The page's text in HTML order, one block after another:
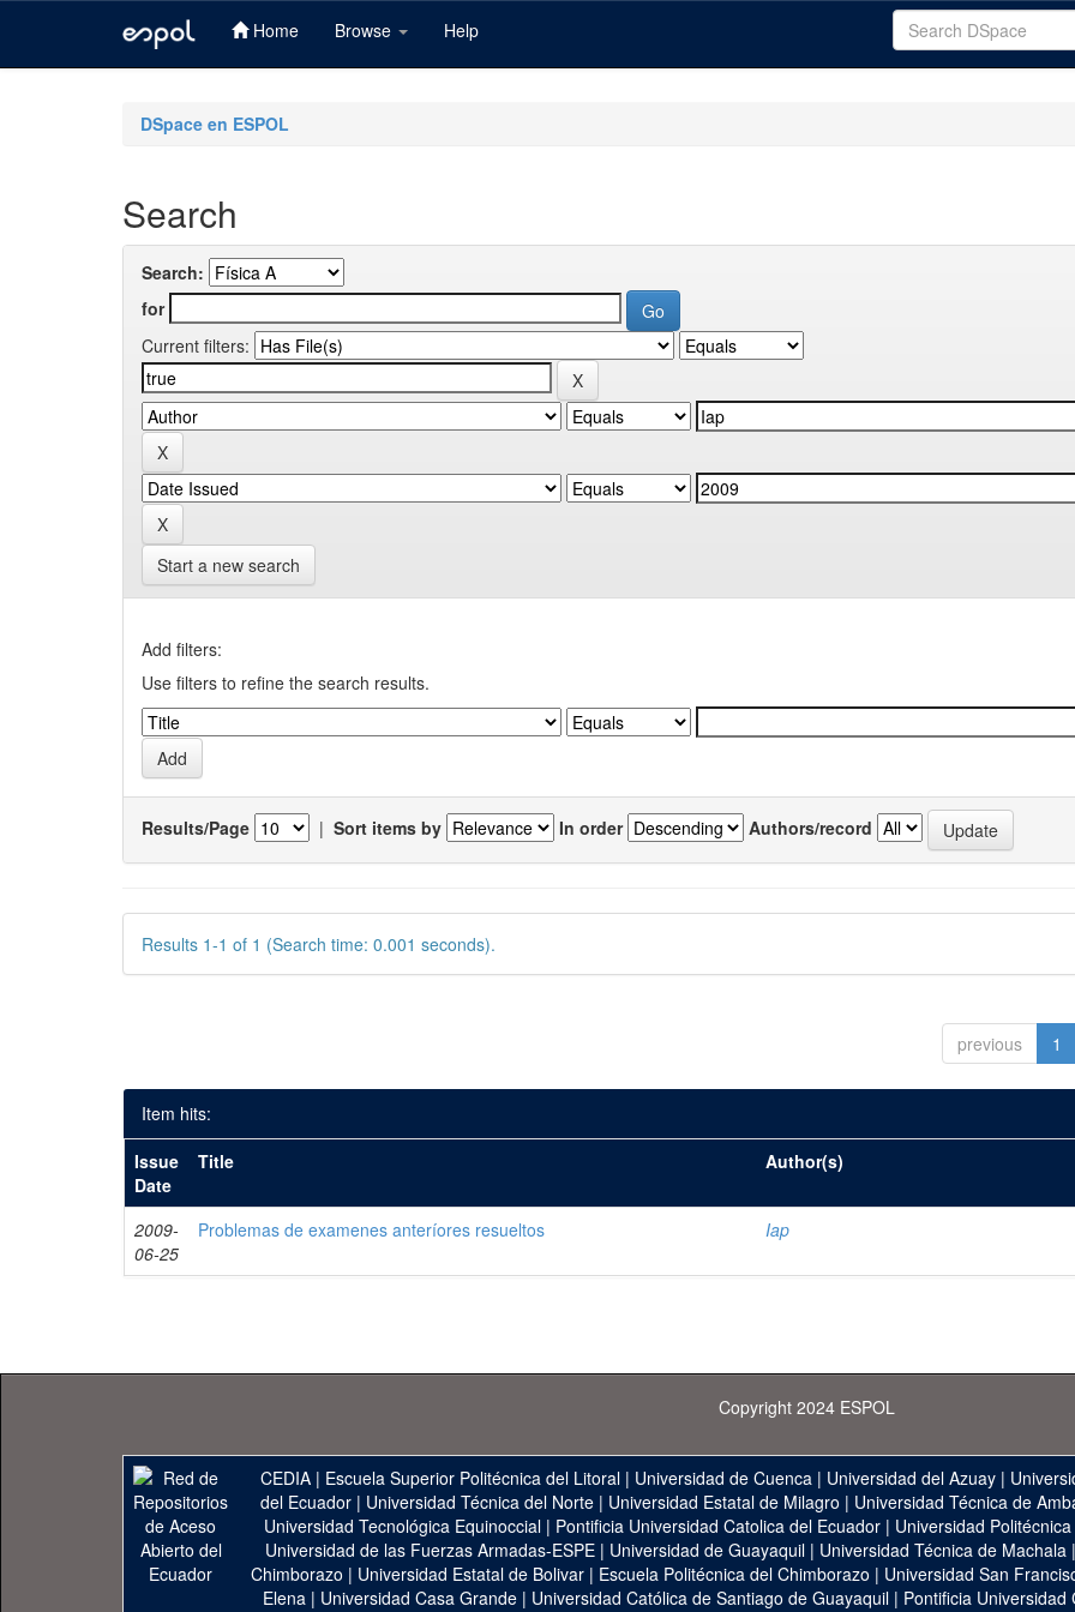
Home Browse Help
DSpace en ESPOL
Search
Search:
for
Current filters:
Start a new search
Add filters:
Use filters to refine the search results.
Results/Page | Sort items by In order Authors/record
Results 1-1 of 1 (Search time: 0.001 seconds).
previous 1
Item hits:
Issue
Date
Title Author(s)
2009-
06-25
Problemas de examenes anteríores resueltos Iap
Copyright 2024 ESPOL
CEDIA | Escuela Superior Politécnica del Litoral | Universidad de Cuenca | Universidad del Azuay |
del Ecuador| Universidad Técnica del Norte| Universidad Estatal de Milagro | Universidad Técnica de
Universidad Tecnológica Equinoccial| Pontificia Universidad Catolica del Ecuador| Universidad
Universidad de las Fuerzas Armadas-ESPE | Universidad de Guayaquil | Universidad Técnica de Machala
Chimborazo | Universidad Estatal de Bolivar| Escuela Politécnica del Chimborazo | Universidad San
Elena | Universidad Casa Grande | Universidad Católica de Santiago de Guayaquil | Pontificia